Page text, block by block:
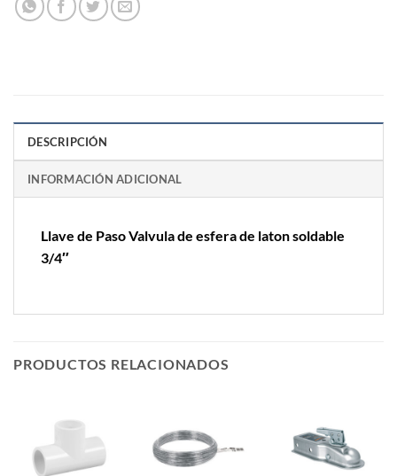
DESCRIPCIÓN
INFORMACIÓN ADICIONAL
Llave de Paso Valvula de esfera de laton soldable
3/4″
PRODUCTOS RELACIONADOS